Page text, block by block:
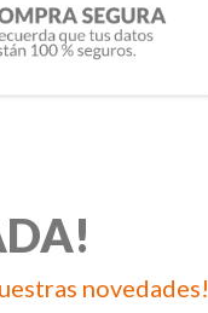
novedades!